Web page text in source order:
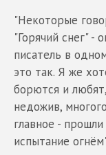
"Некоторые
"Горячий снег" -
писатель в
это так. Я же
борются и
недожив,
главное -
испытание